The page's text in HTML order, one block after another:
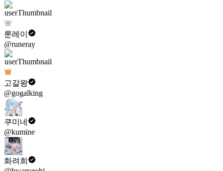
룬레이
@runeray
고갈왕
@gogalking
쿠미네
@kumine
화려희